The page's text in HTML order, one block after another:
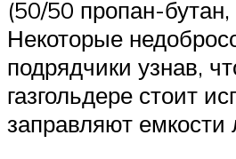
(50/50 пропан-
Некоторые
подрядчики узнав,
газгольдере стоит
заправляют емкости